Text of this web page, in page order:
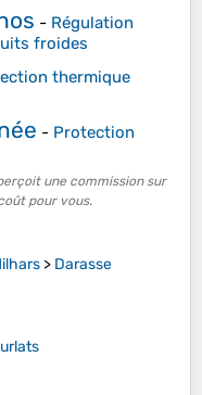
- Régulation
froides
thermique
- Protection
une commission sur
pour vous.
> Darasse